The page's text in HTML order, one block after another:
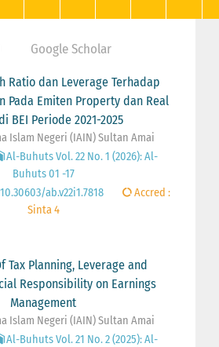
Google Scholar
Ratio dan Leverage Terhadap
Pada Emiten Property dan Real
BEI Periode 2021-2025
Islam Negeri (IAIN) Sultan Amai
Al-Buhuts Vol. 22 No. 1 (2026): Al-
Buhuts 01 -17
ab.v22i1.7818
Accred :
Sinta 4
Tax Planning, Leverage and
Responsibility on Earnings
Management
Islam Negeri (IAIN) Sultan Amai
Al-Buhuts Vol. 21 No. 2 (2025): Al-